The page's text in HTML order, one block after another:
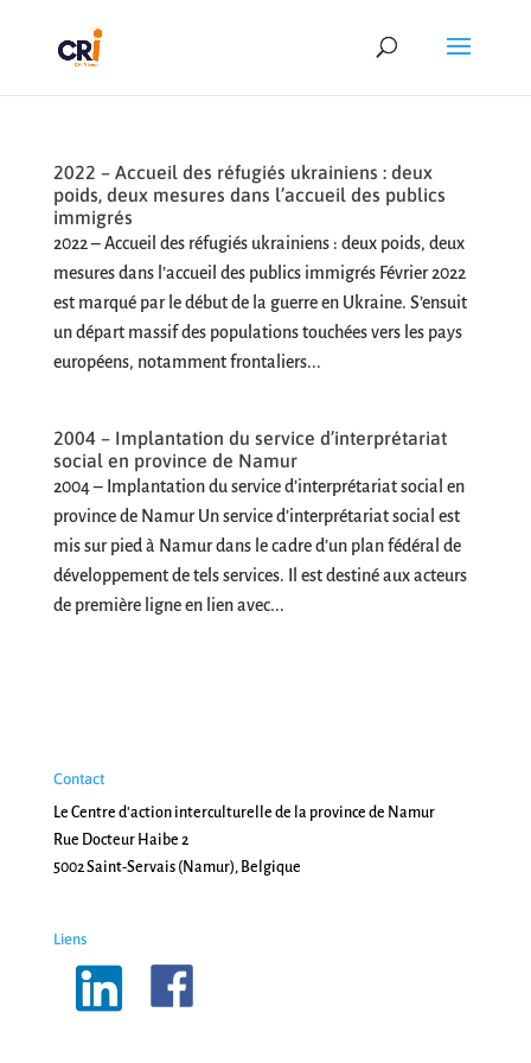
2022 – Accueil des réfugiés ukrainiens : deux
poids, deux mesures dans l’accueil des publics
immigrés
2022 – Accueil des réfugiés ukrainiens : deux poids, deux
mesures dans l’accueil des publics immigrés Février 2022
est marqué par le début de la guerre en Ukraine. S’ensuit
un départ massif des populations touchées vers les pays
européens, notamment frontaliers...
2004 – Implantation du service d’interprétariat
social en province de Namur
2004 – Implantation du service d’interprétariat social en
province de Namur Un service d’interprétariat social est
mis sur pied à Namur dans le cadre d’un plan fédéral de
développement de tels services. Il est destiné aux acteurs
de première ligne en lien avec...
Contact
Le Centre d'action interculturelle de la province de Namur
Rue Docteur Haibe 2
5002 Saint-Servais (Namur), Belgique
Liens